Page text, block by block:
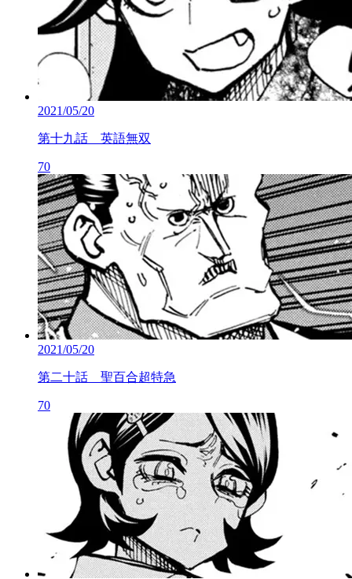
2021/05/20
第十九話 英語無双
70
2021/05/20
第二十話 聖百合超特急
70